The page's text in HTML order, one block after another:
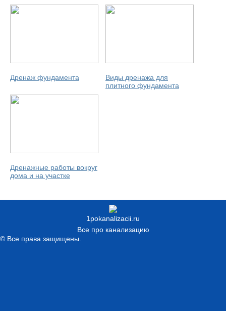
Дренаж фундамента
Виды дренажа для
плитного фундамента
Дренажные работы вокруг
дома и на участке
1pokanalizacii.ru
Все про канализацию
© Все права защищены.